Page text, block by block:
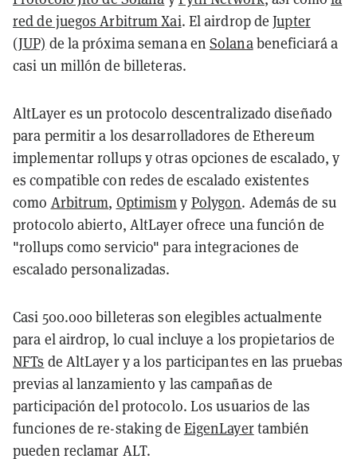
red de juegos Arbitrum Xai. El airdrop deJupter
(JUP) de la próxima semana enSolanabeneficiará a
casi un millón de billeteras.
AltLayer es un protocolo descentralizado diseñado
para permitir a los desarrolladores de Ethereum
implementar rollups y otras opciones de escalado, y
es compatible con redes de escalado existentes
como Arbitrum, Optimismy Polygon. Además de su
protocolo abierto, AltLayer ofrece una función de
"rollups como servicio" para integraciones de
escalado personalizadas.
Casi 500.000 billeteras son elegibles actualmente
para el airdrop, lo cual incluye a los propietarios de
NFTs de AltLayer y a los participantes en las pruebas
previas al lanzamiento y las campañas de
participación del protocolo. Los usuarios de las
funciones de re-staking de EigenLayertambién
pueden reclamar ALT.